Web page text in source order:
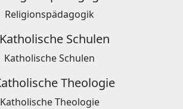
Religionspädagogik
Katholische Schulen
Katholische Theologie